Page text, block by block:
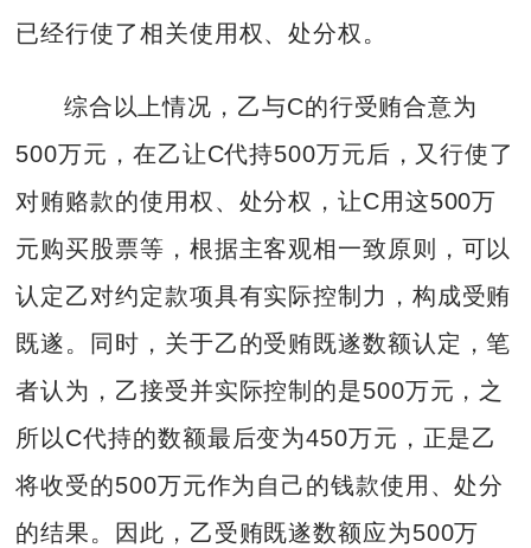
已经行使了相关使用权、处分权。
综合以上情况，乙与C的行受贿合意为
500万元，在乙让C代持500万元后，又行使了
对贿赂款的使用权、处分权，让C用这500万
元购买股票等，根据主客观相一致原则，可以
认定乙对约定款项具有实际控制力，构成受贿
既遂。同时，关于乙的受贿既遂数额认定，笔
者认为，乙接受并实际控制的是500万元，之
所以C代持的数额最后变为450万元，正是乙
将收受的500万元作为自己的钱款使用、处分
的结果。因此，乙受贿既遂数额应为500万